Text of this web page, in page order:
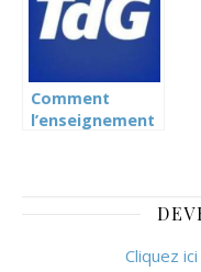
Comment
l’enseignement
Cliquez